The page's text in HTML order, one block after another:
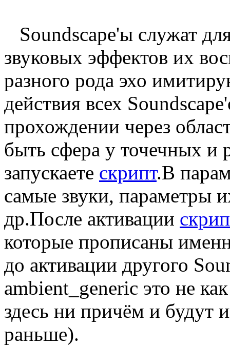
Soundscape'ы служат
звуковых эффектов их
разного рода эхо
действия всех
прохождении через
быть сфера у точечных
запускаете скрипт.В
самые звуки, параметры
др.После активации
которые прописаны
до активации другого
ambient_generic это не
здесь ни причём и будут
раньше).